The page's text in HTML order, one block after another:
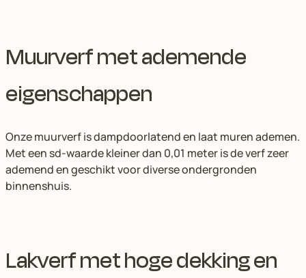
Muurverf met ademende
eigenschappen
Onze muurverf is dampdoorlatend en laat muren ademen.
Met een sd-waarde kleiner dan 0,01 meter is de verf zeer
ademend en geschikt voor diverse ondergronden
binnenshuis.
Lakverf met hoge dekking en